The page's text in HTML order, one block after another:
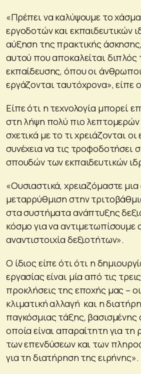
«Πρέπει να καλύψουμε το
εργοδοτών και εκπαιδευτικών
αύξηση της πρακτικής
αυτού που αποκαλείται
εκπαίδευσης, όπου οι
εργάζονται ταυτόχρονα», είπε
Είπε ότι η τεχνολογία μπορεί
στη λήψη πολύ πιο
σχετικά με το τι χρειάζονται
συνέχεια να τις τροφοδοτήσει
σπουδών των εκπαιδευτικών
«Ουσιαστικά, χρειαζόμαστε
μεταρρύθμιση στην
στα συστήματα ανάπτυξης
κόσμο για να αντιμετωπίσουμε
αναντιστοιχία δεξιοτήτων».
Ο ίδιος είπε ότι ότι η
εργασίας είναι μία από τις
προκλήσεις της εποχής μας –
κλιματική αλλαγή και η
παγκόσμιας τάξης, βασισμένης
οποία είναι απαραίτητη για τη
των επενδύσεων και των
για τη διατήρηση της ειρήνης».